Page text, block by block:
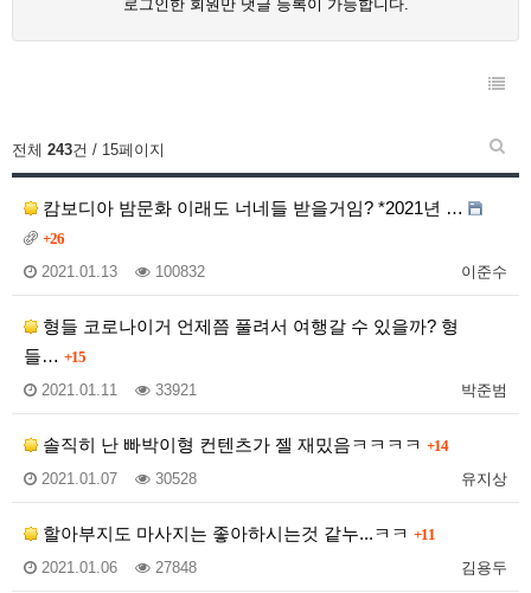
로그인한 회원만 댓글 등록이 가능합니다.
전체 243건 / 15페이지
캄보디아 밤문화 이래도 너네들 받을거임? *2021년 …
+26
이준수
2021.01.13 100832
형들 코로나이거 언제쯤 풀려서 여행갈 수 있을까? 형
들… +15
박준범
2021.01.11 33921
솔직히 난 빠박이형 컨텐츠가 젤 재밌음ㅋㅋㅋㅋ +14
유지상
2021.01.07 30528
할아부지도 마사지는 좋아하시는것 같누...ㅋㅋ +11
김용두
2021.01.06 27848